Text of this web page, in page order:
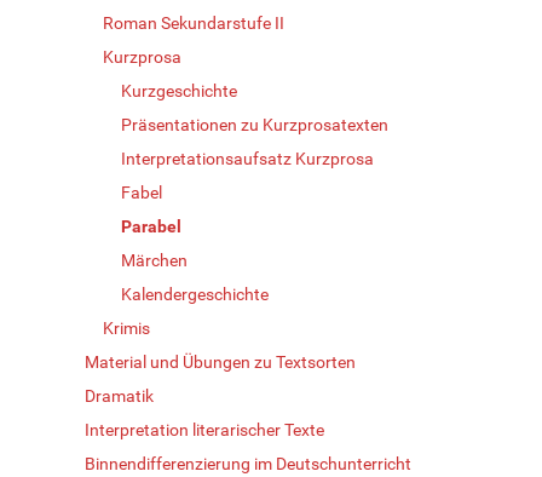
Roman Sekundarstufe II
Kurzprosa
Kurzgeschichte
Präsentationen zu Kurzprosatexten
Interpretationsaufsatz Kurzprosa
Fabel
Parabel
Märchen
Kalendergeschichte
Krimis
Material und Übungen zu Textsorten
Dramatik
Interpretation literarischer Texte
Binnendifferenzierung im Deutschunterricht